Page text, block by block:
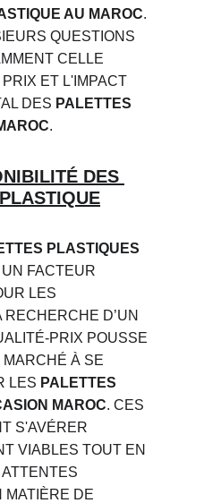
AU MAROC.
QUESTIONS
CELLE
ET L'IMPACT
DES PALETTES
.
DES
PLASTIQUES
UN FACTEUR
LES
D’UN
PRIX POUSSE
À SE
LES PALETTES
MAROC. CES
S'AVÉRER
VIABLES TOUT EN
MATIÈRE DE